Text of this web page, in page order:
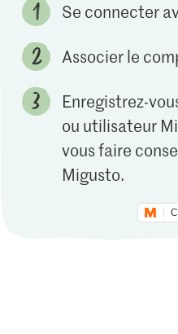
Se connecter
Associer le
Enregistrez-
ou utilisateur
vous faire
Migusto.